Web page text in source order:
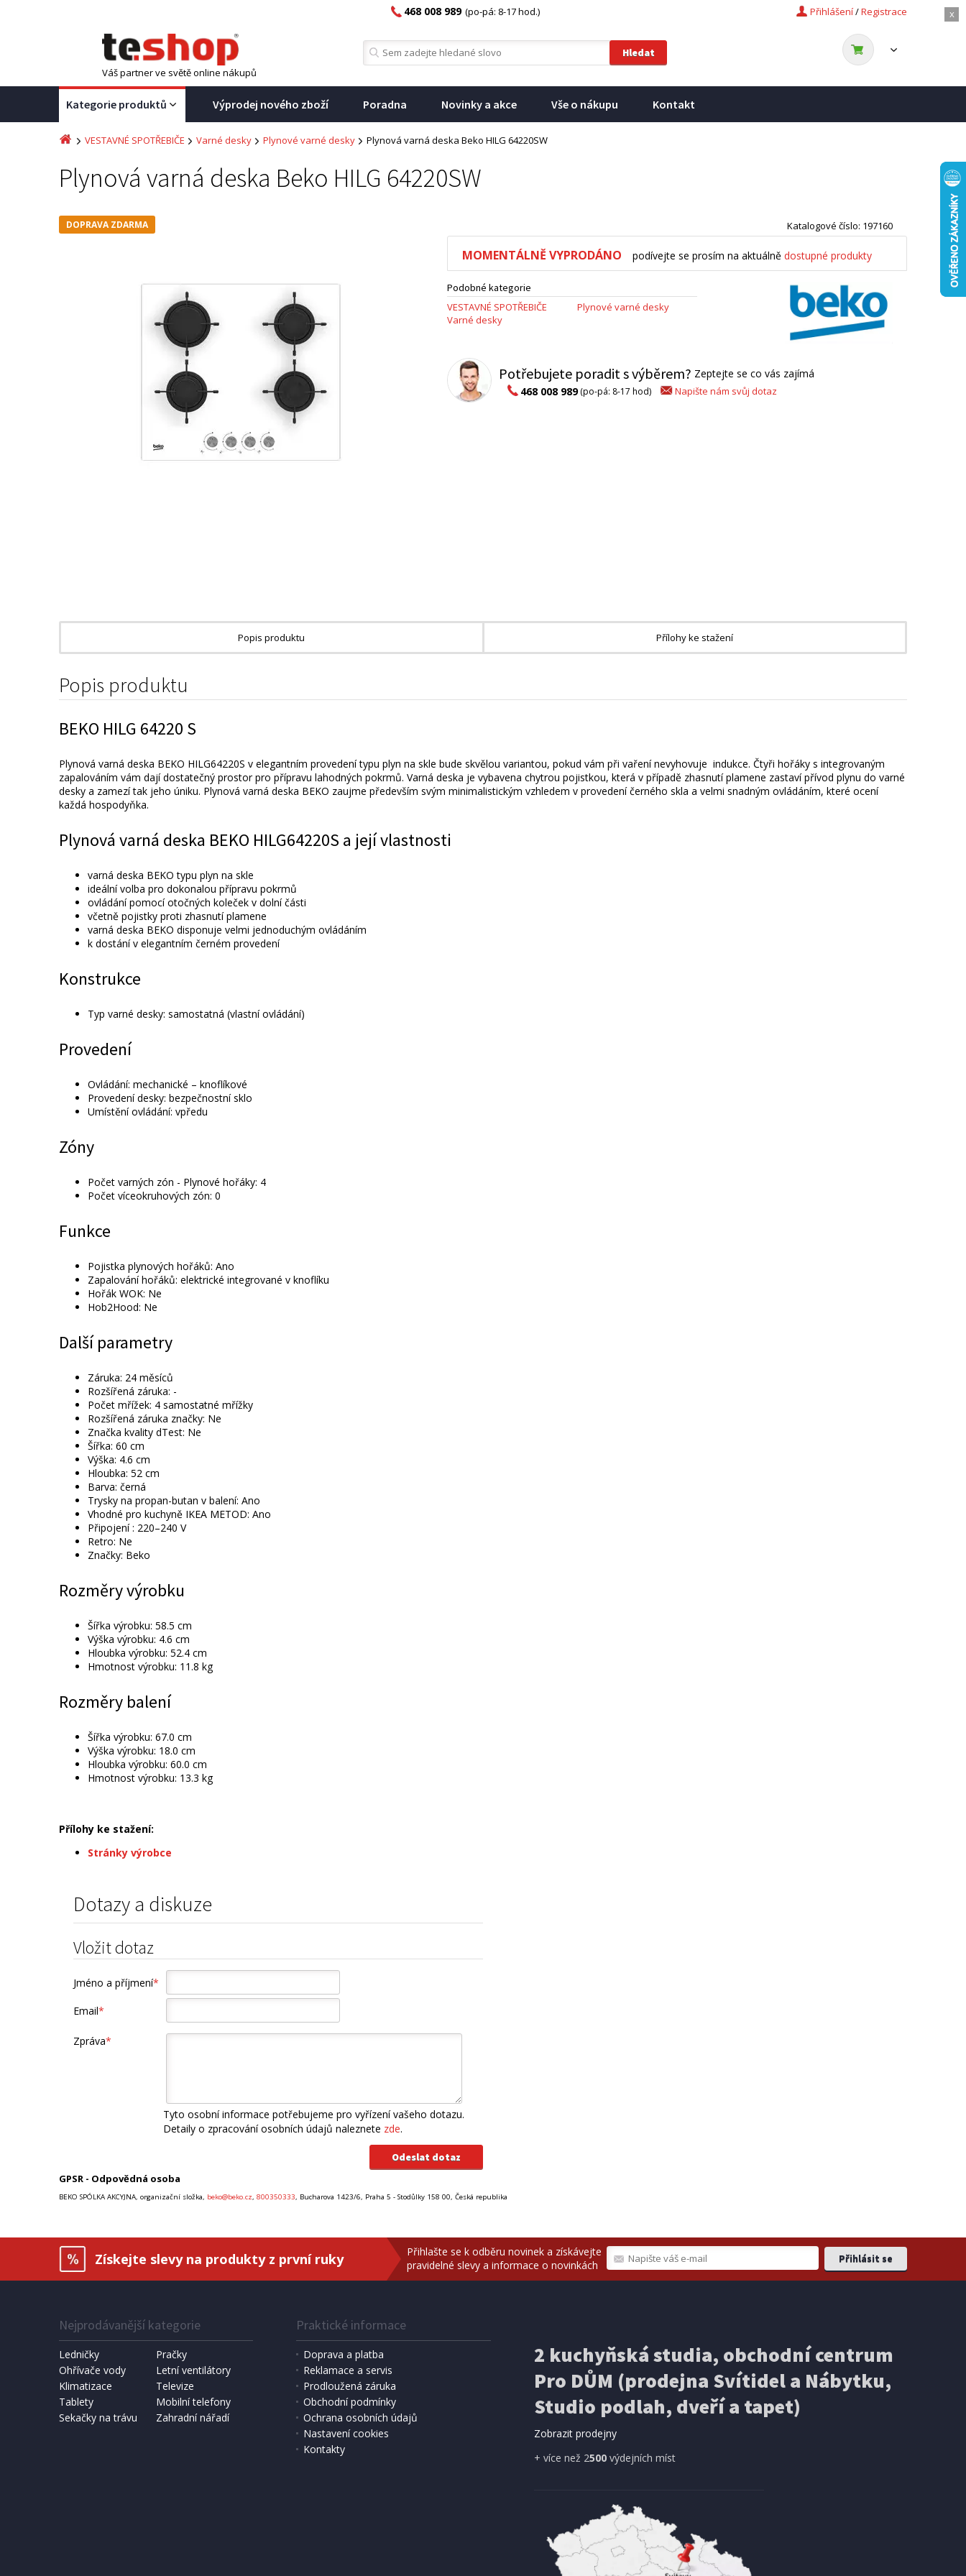
x
Registrace
/
Přihlášení
468 008 989 (po-pá: 8-17 hod.)
Váš partner ve světě online nákupů
Kategorie produktů Výprodej nového zboží Poradna Novinky a akce Vše o nákupu Kontakt
VESTAVNÉ SPOTŘEBIČE Varné desky Plynové varné desky Plynová varná deska Beko HILG 64220SW
Plynová varná deska Beko HILG 64220SW
DOPRAVA ZDARMA Katalogové číslo: 197160
MOMENTÁLNĚ VYPRODÁNO podívejte se prosím na aktuálně dostupné produkty
Podobné kategorie
VESTAVNÉ SPOTŘEBIČE
Varné desky
Plynové varné desky
Potřebujete poradit s výběrem? Zeptejte se co vás zajímá
468 008 989(po-pá: 8-17 hod) Napište nám svůj dotaz
Popis produktu Přílohy ke stažení
Popis produktu
BEKO HILG 64220 S
Plynová varná deska BEKO HILG64220S v elegantním provedení typu plyn na skle bude skvělou variantou, pokud vám při vaření nevyhovuje indukce. Čtyři hořáky s integrovaným
zapalováním vám dají dostatečný prostor pro přípravu lahodných pokrmů. Varná deska je vybavena chytrou pojistkou, která v případě zhasnutí plamene zastaví přívod plynu do varné
desky a zamezí tak jeho úniku. Plynová varná deska BEKO zaujme především svým minimalistickým vzhledem v provedení černého skla a velmi snadným ovládáním, které ocení
každá hospodyňka.
Plynová varná deska BEKO HILG64220S a její vlastnosti
varná deska BEKO typu plyn na skle
ideální volba pro dokonalou přípravu pokrmů
ovládání pomocí otočných koleček v dolní části
včetně pojistky proti zhasnutí plamene
varná deska BEKO disponuje velmi jednoduchým ovládáním
k dostání v elegantním černém provedení
Konstrukce
Typ varné desky: samostatná (vlastní ovládání)
Provedení
Ovládání: mechanické – knoflíkové
Provedení desky: bezpečnostní sklo
Umístění ovládání: vpředu
Zóny
Počet varných zón - Plynové hořáky: 4
Počet víceokruhových zón: 0
Funkce
Pojistka plynových hořáků: Ano
Zapalování hořáků: elektrické integrované v knoflíku
Hořák WOK: Ne
Hob2Hood: Ne
Další parametry
Záruka: 24 měsíců
Rozšířená záruka: -
Počet mřížek: 4 samostatné mřížky
Rozšířená záruka značky: Ne
Značka kvality dTest: Ne
Šířka: 60 cm
Výška: 4.6 cm
Hloubka: 52 cm
Barva: černá
Trysky na propan-butan v balení: Ano
Vhodné pro kuchyně IKEA METOD: Ano
Připojení : 220–240 V
Retro: Ne
Značky: Beko
Rozměry výrobku
Šířka výrobku: 58.5 cm
Výška výrobku: 4.6 cm
Hloubka výrobku: 52.4 cm
Hmotnost výrobku: 11.8 kg
Rozměry balení
Šířka výrobku: 67.0 cm
Výška výrobku: 18.0 cm
Hloubka výrobku: 60.0 cm
Hmotnost výrobku: 13.3 kg
Přílohy ke stažení:
Stránky výrobce
Dotazy a diskuze
Vložit dotaz
Jméno a příjmení*
Email*
Zpráva*
Tyto osobní informace potřebujeme pro vyřízení vašeho dotazu.
Detaily o zpracování osobních údajů naleznete zde.
GPSR - Odpovědná osoba
BEKO SPÓLKA AKCYJNA, organizační složka, beko@beko.cz, 800350333, Bucharova 1423/6, Praha 5 - Stodůlky 158 00, Česká republika
Získejte slevy na produkty z první ruky
Přihlašte se k odběru novinek a získávejte
pravidelné slevy a informace o novinkách
Nejprodávanější kategorie
Ledničky
Pračky
Ohřívače vody
Letní ventilátory
Klimatizace
Televize
Tablety
Mobilní telefony
Sekačky na trávu
Zahradní nářadí
Praktické informace
Doprava a platba
Reklamace a servis
Prodloužená záruka
Obchodní podmínky
Ochrana osobních údajů
Nastavení cookies
Kontakty
2 kuchyňská studia, obchodní centrum
Pro DŮM (prodejna Svítidel a Nábytku,
Studio podlah, dveří a tapet)
Zobrazit prodejny
+ více než 2500výdejních míst